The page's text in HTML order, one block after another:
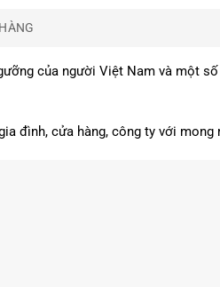
của người Việt Nam và một
đình, cửa hàng, công ty với